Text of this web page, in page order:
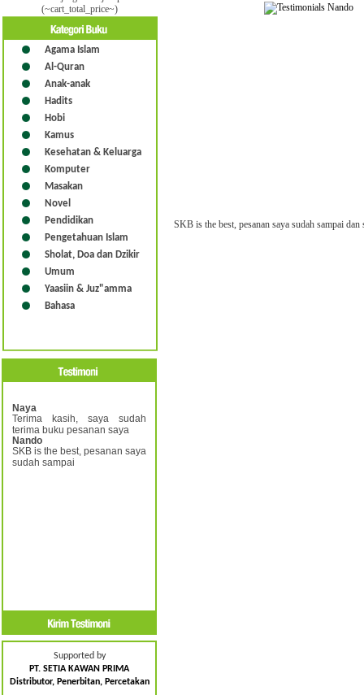
SKB is the best, pesanan saya sudah sampai
(~cart_total_price~)
Agama Islam
Al-Quran
Anak-anak
Hadits
Hobi
Kamus
Kesehatan & Keluarga
Komputer
Masakan
Novel
Pendidikan
Pengetahuan Islam
Sholat, Doa dan Dzikir
Umum
Yaasiin & Juz"amma
Bahasa
Supported by
PT. SETIA KAWAN PRIMA
Distributor, Penerbitan, Percetakan
Naya
Terima kasih, saya sudah
terima buku pesanan saya
Nando
SKB is the best, pesanan saya
sudah sampai